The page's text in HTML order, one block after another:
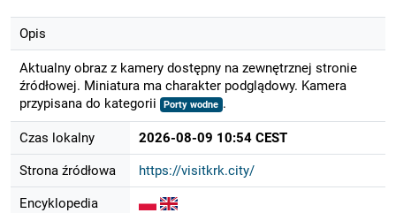
Opis
Aktualny obraz z kamery dostępny na zewnętrznej stronie
źródłowej. Miniatura ma charakter podglądowy. Kamera
przypisana do kategorii
Porty wodne .
Czas lokalny 2026-08-09 10:54 CEST
Strona źródłowa https://visitkrk.city/
Encyklopedia